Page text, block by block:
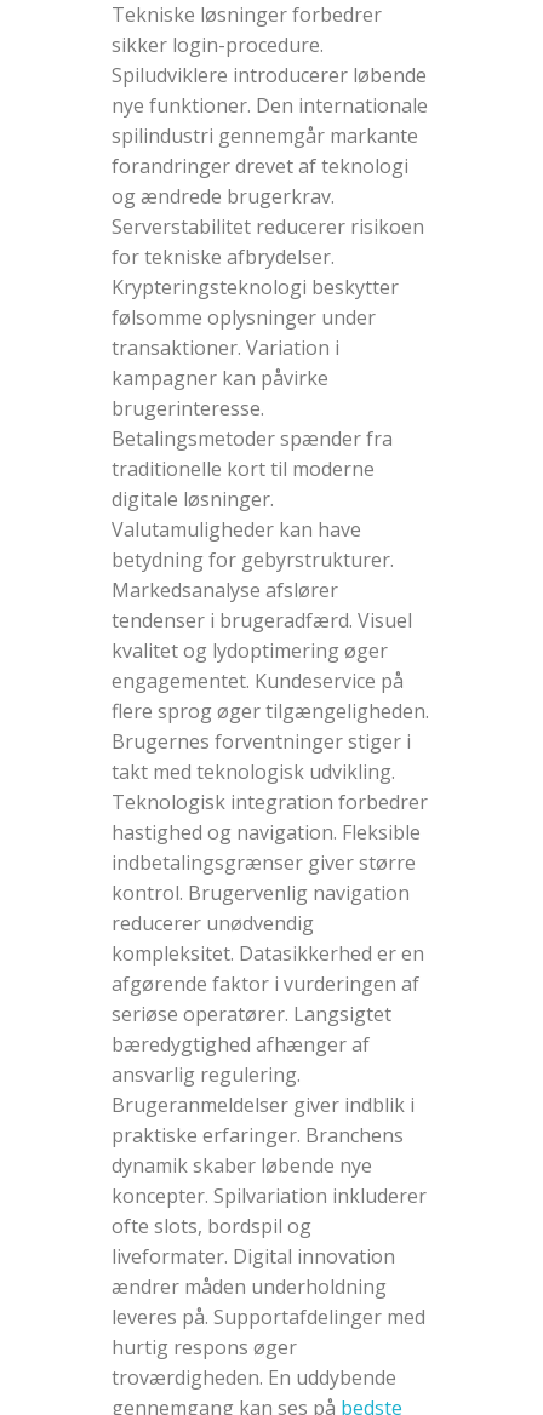
Tekniske løsninger forbedrer
sikker login-procedure.
Spiludviklere introducerer løbende
nye funktioner. Den internationale
spilindustri gennemgår markante
forandringer drevet af teknologi
og ændrede brugerkrav.
Serverstabilitet reducerer risikoen
for tekniske afbrydelser.
Krypteringsteknologi beskytter
følsomme oplysninger under
transaktioner. Variation i
kampagner kan påvirke
brugerinteresse.
Betalingsmetoder spænder fra
traditionelle kort til moderne
digitale løsninger.
Valutamuligheder kan have
betydning for gebyrstrukturer.
Markedsanalyse afslører
tendenser i brugeradfærd. Visuel
kvalitet og lydoptimering øger
engagementet. Kundeservice på
flere sprog øger tilgængeligheden.
Brugernes forventninger stiger i
takt med teknologisk udvikling.
Teknologisk integration forbedrer
hastighed og navigation. Fleksible
indbetalingsgrænser giver større
kontrol. Brugervenlig navigation
reducerer unødvendig
kompleksitet. Datasikkerhed er en
afgørende faktor i vurderingen af
seriøse operatører. Langsigtet
bæredygtighed afhænger af
ansvarlig regulering.
Brugeranmeldelser giver indblik i
praktiske erfaringer. Branchens
dynamik skaber løbende nye
koncepter. Spilvariation inkluderer
ofte slots, bordspil og
liveformater. Digital innovation
ændrer måden underholdning
leveres på. Supportafdelinger med
hurtig respons øger
troværdigheden. En uddybende
gennemgang kan ses på bedste